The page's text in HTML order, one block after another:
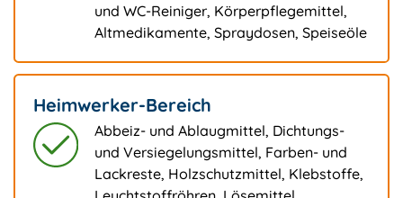
und WC-Reiniger, Körperpflegemittel,
Altmedikamente, Spraydosen, Speiseöle
Heimwerker-Bereich
Abbeiz- und Ablaugmittel, Dichtungs-
und Versiegelungsmittel, Farben- und
Lackreste, Holzschutzmittel, Klebstoffe,